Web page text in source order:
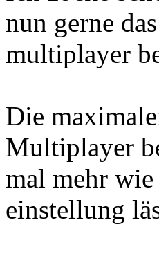
nun gerne
multiplayer
Die
Multiplayer
mal mehr
einstellung